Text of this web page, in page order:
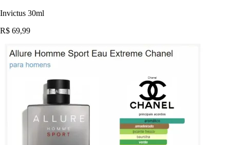
Invictus 30ml
R$ 69,99